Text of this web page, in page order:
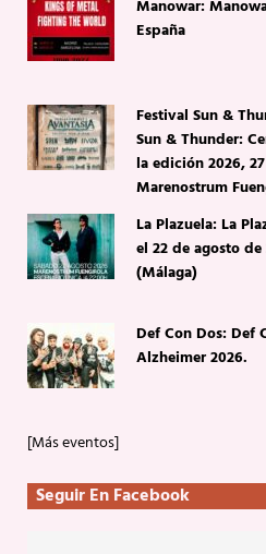
Manowar:
España
Festival Sun &
Sun & Thunder:
la edición 2026,
Marenostrum
La Plazuela: La
el 22 de agosto
(Málaga)
Def Con Dos: Def
Alzheimer 2026.
[Más eventos]
Seguir En Facebook